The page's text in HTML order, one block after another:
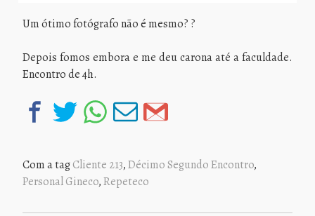
Um ótimo fotógrafo não é mesmo? ?
Depois fomos embora e me deu carona até a faculdade.
Encontro de 4h.
Com a tagCliente 213,Décimo Segundo Encontro,
Personal Gineco,Repeteco